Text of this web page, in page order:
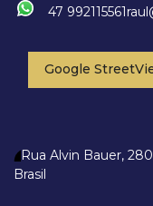
47 992115561
Google
Rua Alvin Bauer, 280
Brasil